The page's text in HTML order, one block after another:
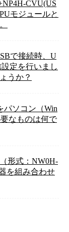
CVU(US
モジュールと
で接続時、U
定を行いまし
うか？
パソコン（Win
なものは何で
形式：NW0H-
を組み合わせ